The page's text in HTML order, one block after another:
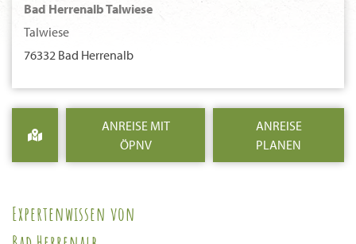
Bad Herrenalb Talwiese
Talwiese
76332 Bad Herrenalb
ANREISE MIT
ÖPNV
ANREISE
PLANEN
Expertenwissen von